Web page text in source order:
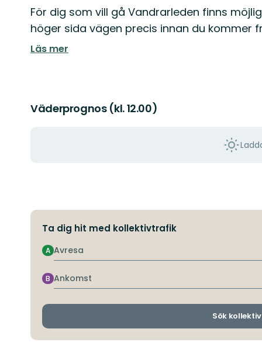
Beskrivning
För dig som vill gå Vandrarleden finns
höger sida vägen precis innan du kommer
Läs mer
Väderprognos (kl. 12.00)
Ta dig hit med kollektivtrafik
Avresa
A
Ankomst
B
Sök